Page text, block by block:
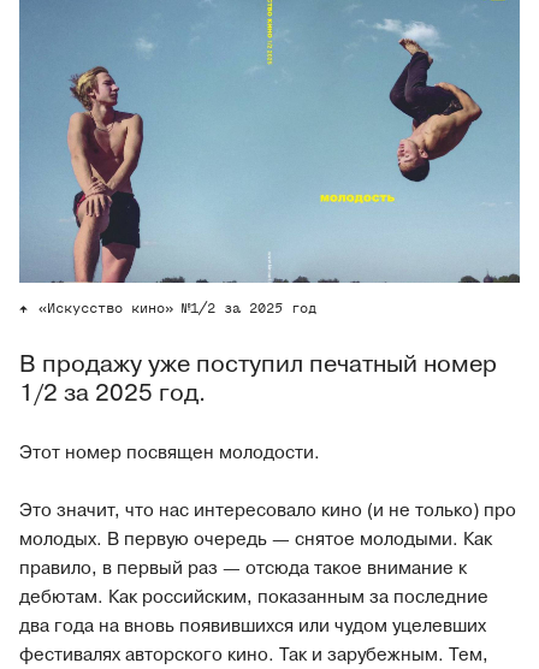
«Искусство кино» №1/2 за 2025 год
В продажу уже поступил печатный номер
1/2 за 2025 год.
Этот номер посвящен молодости.
Это значит, что нас интересовало кино (и не только) про
молодых. В первую очередь — снятое молодыми. Как
правило, в первый раз — отсюда такое внимание к
дебютам. Как российским, показанным за последние
два года на вновь появившихся или чудом уцелевших
фестивалях авторского кино. Так и зарубежным. Тем,